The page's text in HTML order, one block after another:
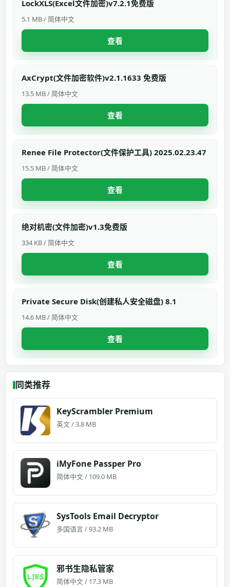
LockXLS(Excel文件加密)v7.2.1免费版
5.1 MB / 简体中文
查看
AxCrypt(文件加密软件)v2.1.1633 免费版
13.5 MB / 简体中文
查看
Renee File Protector(文件保护工具) 2025.02.23.47
15.5 MB / 简体中文
查看
绝对机密(文件加密)v1.3免费版
334 KB / 简体中文
查看
Private Secure Disk(创建私人安全磁盘) 8.1
14.6 MB / 简体中文
查看
同类推荐
KeyScrambler Premium
英文 / 3.8 MB
iMyFone Passper Pro
简体中文 / 109.0 MB
SysTools Email Decryptor
多国语言 / 93.2 MB
邪书生隐私管家
简体中文 / 17.3 MB